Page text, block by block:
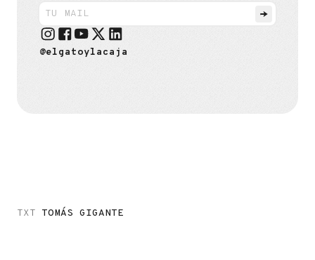
@elgatoylacaja
TXT TOMÁS GIGANTE